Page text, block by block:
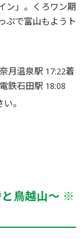
ン」。くろワン期
ぷで富山もようト
月温泉駅 17:22着
鉄石田駅 18:08
。
鳥越山〜 ※